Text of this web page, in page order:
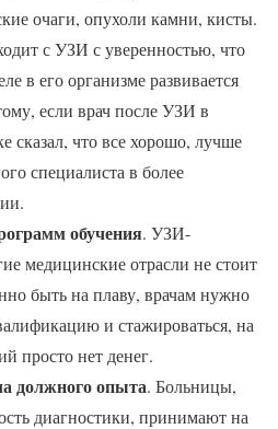
очаги, опухоли камни, кисты.
с УЗИ с уверенностью, что
в его организме развивается
если врач после УЗИ в
сказал, что все хорошо, лучше
специалиста в более
обучения. УЗИ-
медицинские отрасли не стоит
быть на плаву, врачам нужно
и стажироваться, на
просто нет денег.
должного опыта. Больницы,
диагностики, принимают на